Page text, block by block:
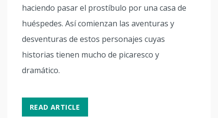
haciendo pasar el prostíbulo por una casa de
huéspedes. Así comienzan las aventuras y
desventuras de estos personajes cuyas
historias tienen mucho de picaresco y
dramático.
READ ARTICLE